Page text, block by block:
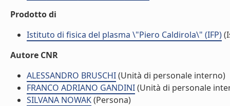
Prodotto di
Istituto di fisica del plasma \"Piero Caldirola\" (IFP)
Autore CNR
ALESSANDRO BRUSCHI(Unità di personale interno)
FRANCO ADRIANO GANDINI(Unità di personale
SILVANA NOWAK(Persona)